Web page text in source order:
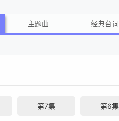
主题曲 经典台词
第7集 第6集